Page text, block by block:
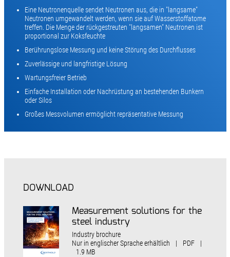
Eine Neutronenquelle sendet Neutronen aus, die in "langsame"
Neutronen umgewandelt werden, wenn sie auf Wasserstoffatome
treffen. Die Menge der rückgestreuten "langsamen" Neutronen ist
proportional zur Koksfeuchte
Berührungslose Messung und keine Störung des Durchflusses
Zuverlässige und langfristige Lösung
Wartungsfreier Betrieb
Einfache Installation oder Nachrüstung an bestehenden Bunkern
oder Silos
Großes Messvolumen ermöglicht repräsentative Messung
DOWNLOAD
Measurement solutions for the
steel industry
Industry brochure
Nur in englischer Sprache erhältlich
| PDF
|
1.9 MB